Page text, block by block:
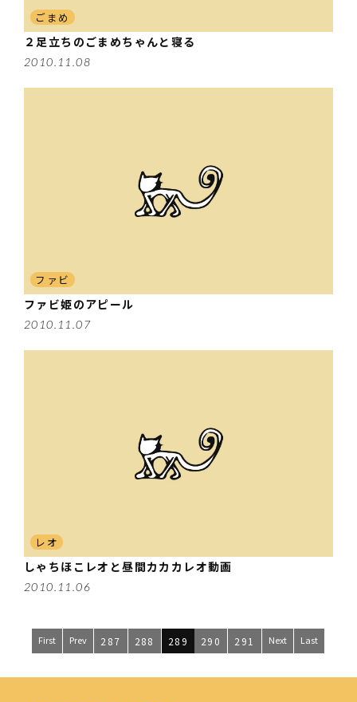
ごまめ
２足立ちのごまめちゃんと寝る
2010.11.08
ファビ
ファビ姫のアピール
2010.11.07
レオ
しゃちほこレオと昼間カカカレオ動画
2010.11.06
First Prev 287 288 289 290 291 Next Last